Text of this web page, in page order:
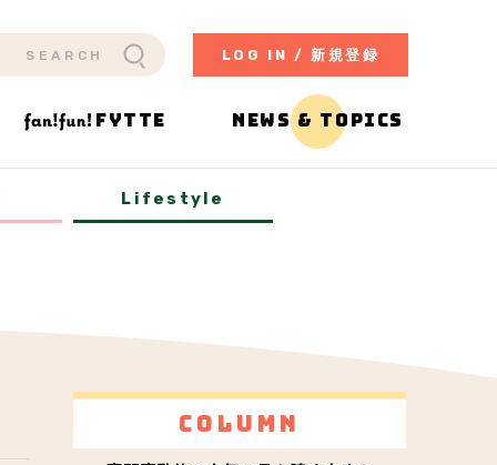
LOG IN / 新規登録
FYTTE NEWS & TOPICS
Lifestyle
Column